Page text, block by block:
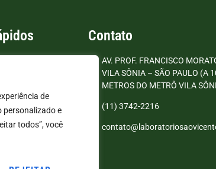
de
personalizado e
todos”, você
Contato
AV. PROF. FRANCISCO
VILA SÔNIA – SÃO PAULO (A
METROS DO METRÔ VILA
(11) 3742-2216